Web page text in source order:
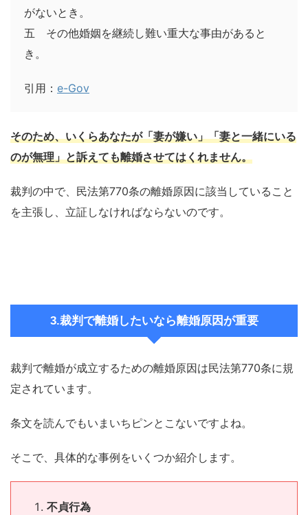
がないとき。
五 その他婚姻を継続し難い重大な事由があると
き。
引用： e-Gov
そのため、いくらあなたが「妻が嫌い」「妻と一緒にいる
のが無理」と訴えても離婚させてはくれません。
裁判の中で、民法第770条の離婚原因に該当していること
を主張し、立証しなければならないのです。
3.裁判で離婚したいなら離婚原因が重要
裁判で離婚が成立するための離婚原因は民法第770条に規
定されています。
条文を読んでもいまいちピンとこないですよね。
そこで、具体的な事例をいくつか紹介します。
不貞行為